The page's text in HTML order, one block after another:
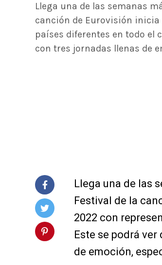
Llega una de las semanas
canción de Eurovisión inicia
países diferentes en todo el
con tres jornadas llenas de
Llega una de las
Festival de la
2022 con
Este se podrá
de emoción,